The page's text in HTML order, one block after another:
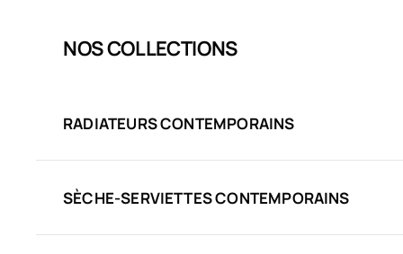
NOS COLLECTIONS
RADIATEURS CONTEMPORAINS
SÈCHE-SERVIETTES CONTEMPORAINS